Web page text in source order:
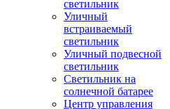
светильник
Уличный
встраиваемый
светильник
Уличный подвесной
светильник
Светильник на
солнечной батарее
Центр управления